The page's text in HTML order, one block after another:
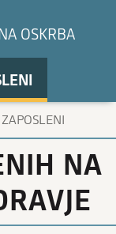
OSKRBA
ZAPOSLENI
NA